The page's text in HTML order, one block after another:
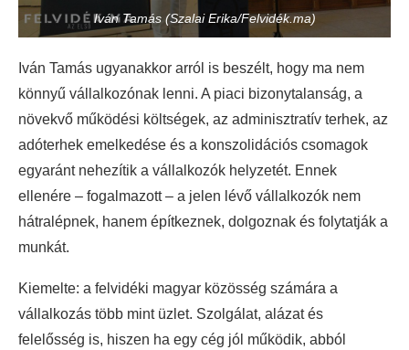
Iván Tamás (Szalai Erika/Felvidék.ma)
Iván Tamás ugyanakkor arról is beszélt, hogy ma nem
könnyű vállalkozónak lenni. A piaci bizonytalanság, a
növekvő működési költségek, az adminisztratív terhek, az
adóterhek emelkedése és a konszolidációs csomagok
egyaránt nehezítik a vállalkozók helyzetét. Ennek
ellenére – fogalmazott – a jelen lévő vállalkozók nem
hátralépnek, hanem építkeznek, dolgoznak és folytatják a
munkát.
Kiemelte: a felvidéki magyar közösség számára a
vállalkozás több mint üzlet. Szolgálat, alázat és
felelősség is, hiszen ha egy cég jól működik, abból